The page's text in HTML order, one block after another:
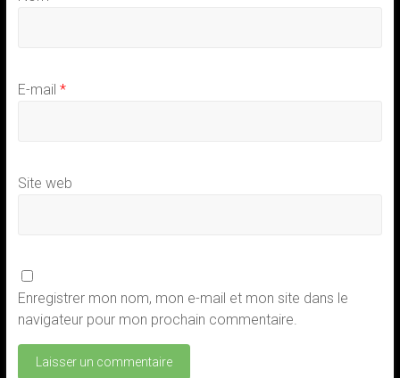
E-mail *
Site web
Enregistrer mon nom, mon e-mail et mon site dans le
navigateur pour mon prochain commentaire.